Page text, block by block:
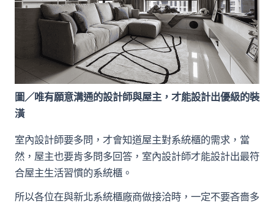
圖／唯有願意溝通的設計師與屋主，才能設計出優級的裝
潢
室內設計師要多問，才會知道屋主對系統櫃的需求，當
然，屋主也要肯多問多回答，室內設計師才能設計出最符
合屋主生活習慣的系統櫃。
所以各位在與新北系統櫃廠商做接洽時，一定不要吝嗇多